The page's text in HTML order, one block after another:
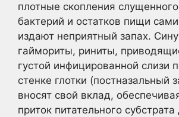
плотные скопления
бактерий и остатков пищи
издают неприятный запах.
гаймориты, риниты,
густой инфицированной слизи
стенке глотки (постназальный
вносят свой вклад,
приток питательного субстрата